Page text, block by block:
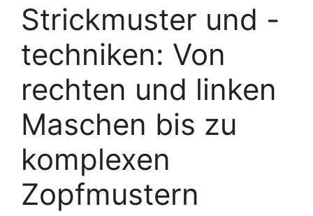
Strickmuster und -
techniken: Von
rechten und linken
Maschen bis zu
komplexen
Zopfmustern